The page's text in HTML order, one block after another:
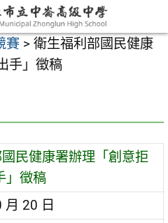
賽 > 衛生福利部國民健康
手」徵稿
民健康署辦理「創意拒
」徵稿
月 20 日